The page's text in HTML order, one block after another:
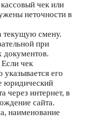
чек или
неточности в
текущую смену.
при
документов.
чек
указывается его
юридический
через интернет, в
сайта.
наименование